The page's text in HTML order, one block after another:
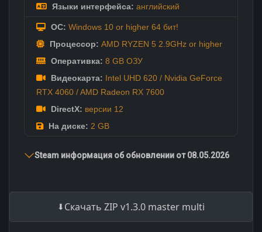
Языки интерфейса: английский
ОС: Windows 10 or higher 64 бит!
Процессор: AMD RYZEN 5 2.9GHz or higher
Оперативка: 8 GB ОЗУ
Видеокарта: Intel UHD 620 / Nvidia GeForce
RTX 4060 / AMD Radeon RX 7600
DirectX: версии 12
На диске: 2 GB
Steam информация об обновлении от 08.05.2026
Скачать ZIP v1.3.0 master multi